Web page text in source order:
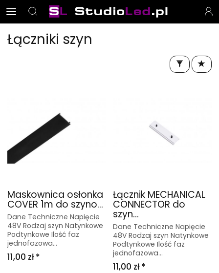
Łączniki szyn
Maskownica osłonka
COVER 1m do szyno...
Dane Techniczne Napięcie
48V Rodzaj szyn Natynkowe
Podtynkowe Ilość faz
jednofazowa...
11,00 zł *
Łącznik MECHANICAL
CONNECTOR do
szyn...
Dane Techniczne Napięcie
48V Rodzaj szyn Natynkowe
Podtynkowe Ilość faz
jednofazowa...
11,00 zł *